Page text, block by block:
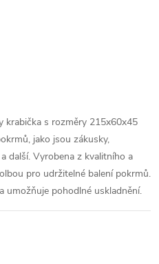
krabička s rozměry 215x60x45
jako jsou zákusky,
další. Vyrobena z kvalitního a
pro udržitelné balení pokrmů.
umožňuje pohodlné uskladnění.